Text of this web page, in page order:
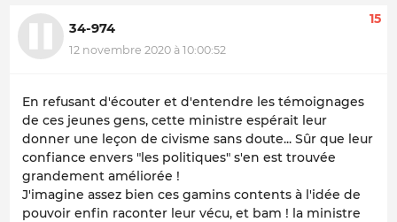
34-974
12 novembre 2020 à 10:00:52
15
En refusant d'écouter et d'entendre les témoignages
de ces jeunes gens, cette ministre espérait leur
donner une leçon de civisme sans doute... Sûr que leur
confiance envers "les politiques" s'en est trouvée
grandement améliorée !
J'imagine assez bien ces gamins contents à l'idée de
pouvoir enfin raconter leur vécu, et bam ! la ministre